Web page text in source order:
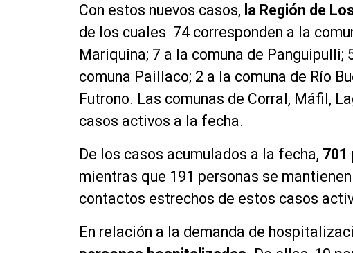
Con estos nuevos casos, la Región de
de los cuales 74 corresponden a la
Mariquina; 7 a la comuna de Panguipulli;
comuna Paillaco; 2 a la comuna de Río
Futrono. Las comunas de Corral, Máfil,
casos activos a la fecha.
De los casos acumulados a la fecha, 701
mientras que 191 personas se
contactos estrechos de estos casos
En relación a la demanda de